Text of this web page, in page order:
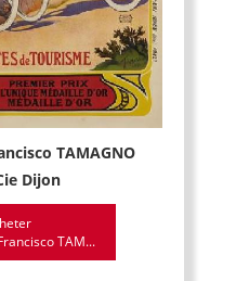
TAMAGNO
Dijon
TAM...